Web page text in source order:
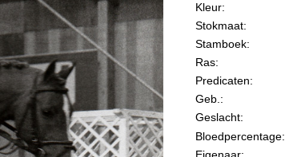
Kleur:
Stokmaat:
Stamboek:
Ras:
Predicaten:
Geb.:
Geslacht:
Bloedpercentage: